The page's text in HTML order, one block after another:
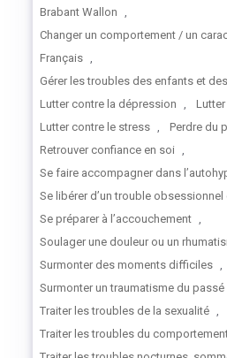
Brabant Wallon ,
Changer un comportement / un
Français ,
Gérer les troubles des enfants et
Lutter contre la dépression ,
Lutter contre le stress , Perdre du
Retrouver confiance en soi ,
Se faire accompagner dans
Se libérer d’un trouble
Se préparer à l’accouchement ,
Soulager une douleur ou un
Surmonter des moments difficiles ,
Surmonter un traumatisme du passé
Traiter les troubles de la sexualité ,
Traiter les troubles du